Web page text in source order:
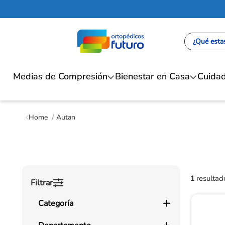
¿Qué
Medias de Compresión Bienestar en Casa
Autan
Filtrar
Categoría
1